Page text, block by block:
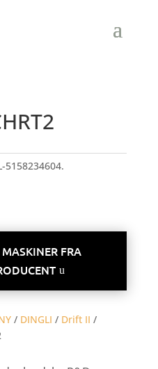
5158234604.
FRA
/ DINGLI / Drift II /